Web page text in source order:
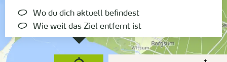
Wo du dich aktuell befindest
Wie weit das Ziel entfernt ist